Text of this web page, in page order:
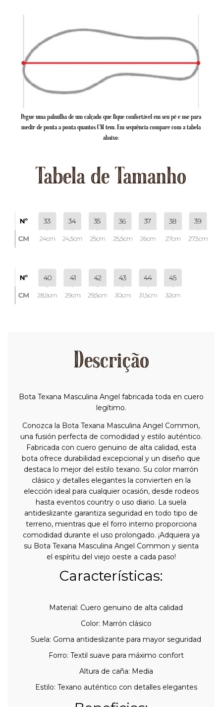
Pegue uma palmilha de um calçado que fique confortável em seu pé e use para
medir de ponta a ponta quantos CM tem. Em sequência compare com a tabela
abaixo:
Tabela de Tamanho
Descrição
Bota Texana Masculina Angel fabricada toda en cuero
legítimo.
Conozca la Bota Texana Masculina Angel Common,
una fusión perfecta de comodidad y estilo auténtico.
Fabricada con cuero genuino de alta calidad, esta
bota ofrece durabilidad excepcional y un diseño que
destaca lo mejor del estilo texano. Su color marrón
clásico y detalles elegantes la convierten en la
elección ideal para cualquier ocasión, desde rodeos
hasta eventos country o uso diario. La suela
antideslizante garantiza seguridad en todo tipo de
terreno, mientras que el forro interno proporciona
comodidad durante el uso prolongado. ¡Adquiera ya
su Bota Texana Masculina Angel Common y sienta
el espíritu del viejo oeste a cada paso!
Características:
Material: Cuero genuino de alta calidad
Color: Marrón clásico
Suela: Goma antideslizante para mayor seguridad
Forro: Textil suave para máximo confort
Altura de caña: Media
Estilo: Texano auténtico con detalles elegantes